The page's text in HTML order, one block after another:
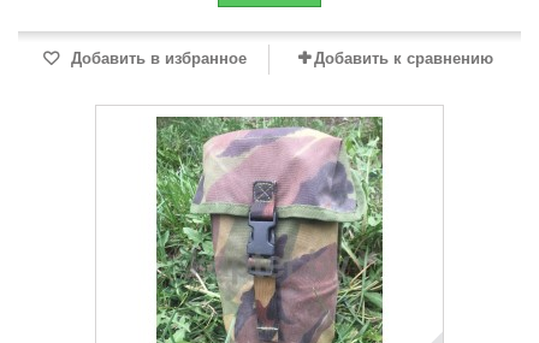
Добавить в избранное Добавить к сравнению